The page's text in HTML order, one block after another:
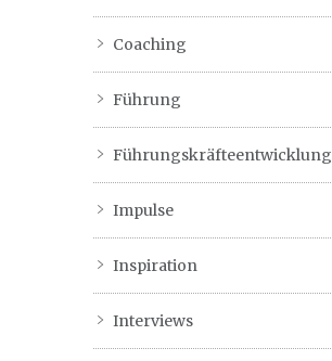
Coaching
Führung
Führungskräfteentwicklung
Impulse
Inspiration
Interviews